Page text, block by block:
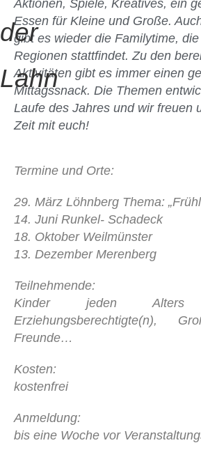
Aktionen, Spiele, Kreatives, ein
Essen für Kleine und Große.
gibt es wieder die Familytime,
Regionen stattfindet. Zu den
Aktivitäten gibt es immer einen
Mittagssnack. Die Themen
Laufe des Jahres und wir freuen
Zeit mit euch!
Termine und Orte:
29. März Löhnberg Thema:
14. Juni Runkel- Schadeck
18. Oktober Weilmünster
13. Dezember Merenberg
Teilnehmende:
Kinder jeden
Erziehungsberechtigte(n),
Freunde…
Kosten:
kostenfrei
Anmeldung:
bis eine Woche vor